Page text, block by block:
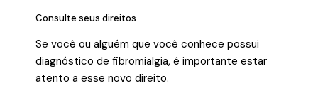
Consulte seus direitos
Se você ou alguém que você conhece possui
diagnóstico de fibromialgia, é importante estar
atento a esse novo direito.